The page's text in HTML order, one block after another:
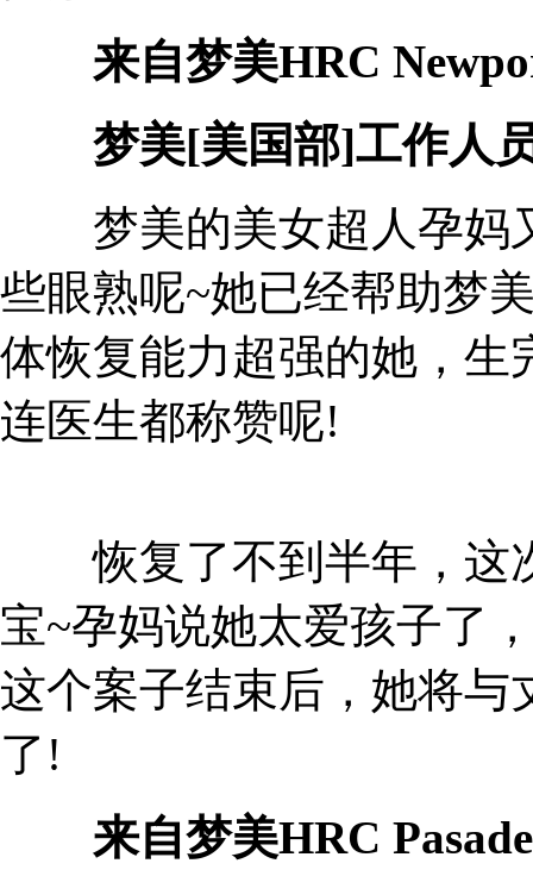
来自梦美HRC
梦美[美国部]工作人
梦美的美女超人孕妈
些眼熟呢~她已经帮助梦
体恢复能力超强的她，生
连医生都称赞呢!
恢复了不到半年，这
宝~孕妈说她太爱孩子了
这个案子结束后，她将与
了!
来自梦美HRC